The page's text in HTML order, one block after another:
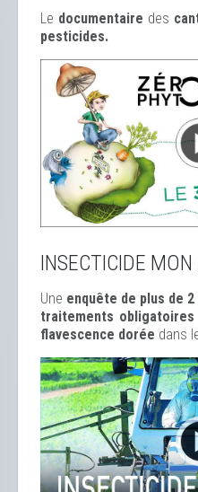
Le documentaire des
pesticides.
INSECTICIDE
Une enquête de plus de 2
traitements
flavescence dorée dans